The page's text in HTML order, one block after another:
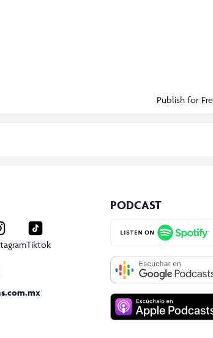
Publish for
Tiktok
PODCAST